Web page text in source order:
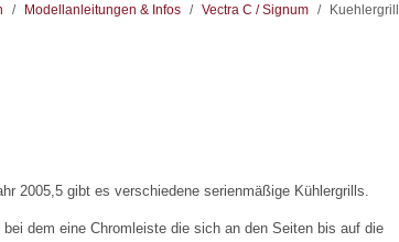
/ Modellanleitungen & Infos / Vectra C / Signum / Kuehlergrill
2005,5 gibt es verschiedene serienmäßige Kühlergrills.
dem eine Chromleiste die sich an den Seiten bis auf die